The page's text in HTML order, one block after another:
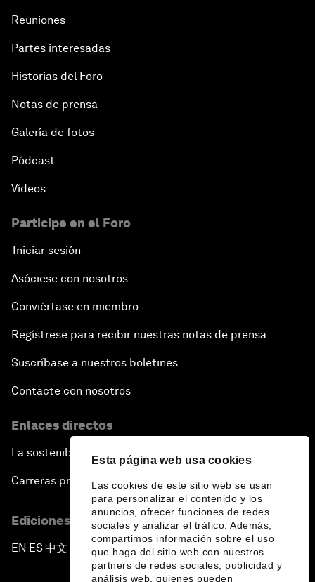
Esta página web usa cookies
Las cookies de este sitio web se usan
para personalizar el contenido y los
anuncios, ofrecer funciones de redes
sociales y analizar el tráfico. Además,
compartimos información sobre el uso
que haga del sitio web con nuestros
partners de redes sociales, publicidad y
análisis web, quienes pueden
Reuniones
Partes interesadas
Historias del Foro
Notas de prensa
Galería de fotos
Pódcast
Vídeos
Participe en el Foro
Iniciar sesión
Asóciese con nosotros
Conviértase en miembro
Regístrese para recibir nuestras notas de prensa
Suscríbase a nuestros boletines
Contacte con nosotros
Enlaces directos
La sostenibilidad en el Foro
Carreras profesionales
Ediciones en otros idiomas
EN ▪ ES▪中文▪ 日本語